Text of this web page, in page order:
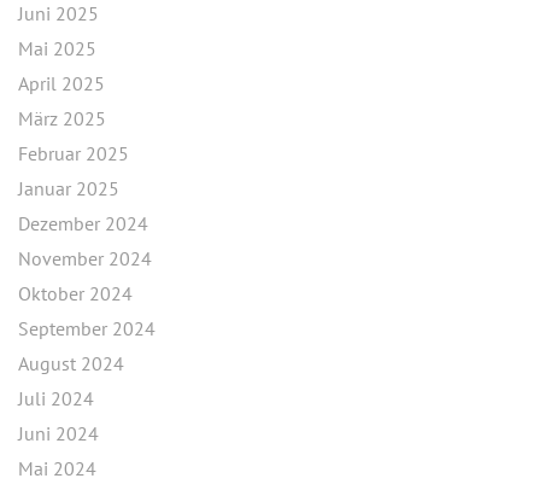
Juni 2025
Mai 2025
April 2025
März 2025
Februar 2025
Januar 2025
Dezember 2024
November 2024
Oktober 2024
September 2024
August 2024
Juli 2024
Juni 2024
Mai 2024